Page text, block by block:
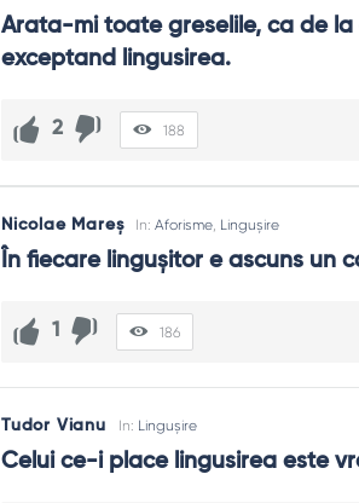
Arata-mi toate greselile, ca de la
exceptand lingusirea.
2 188
Nicolae Mareș In:Aforisme, Lingușire
În fiecare linguşitor e ascuns un
1 186
Tudor Vianu In: Lingușire
Celui ce-i place lingusirea este